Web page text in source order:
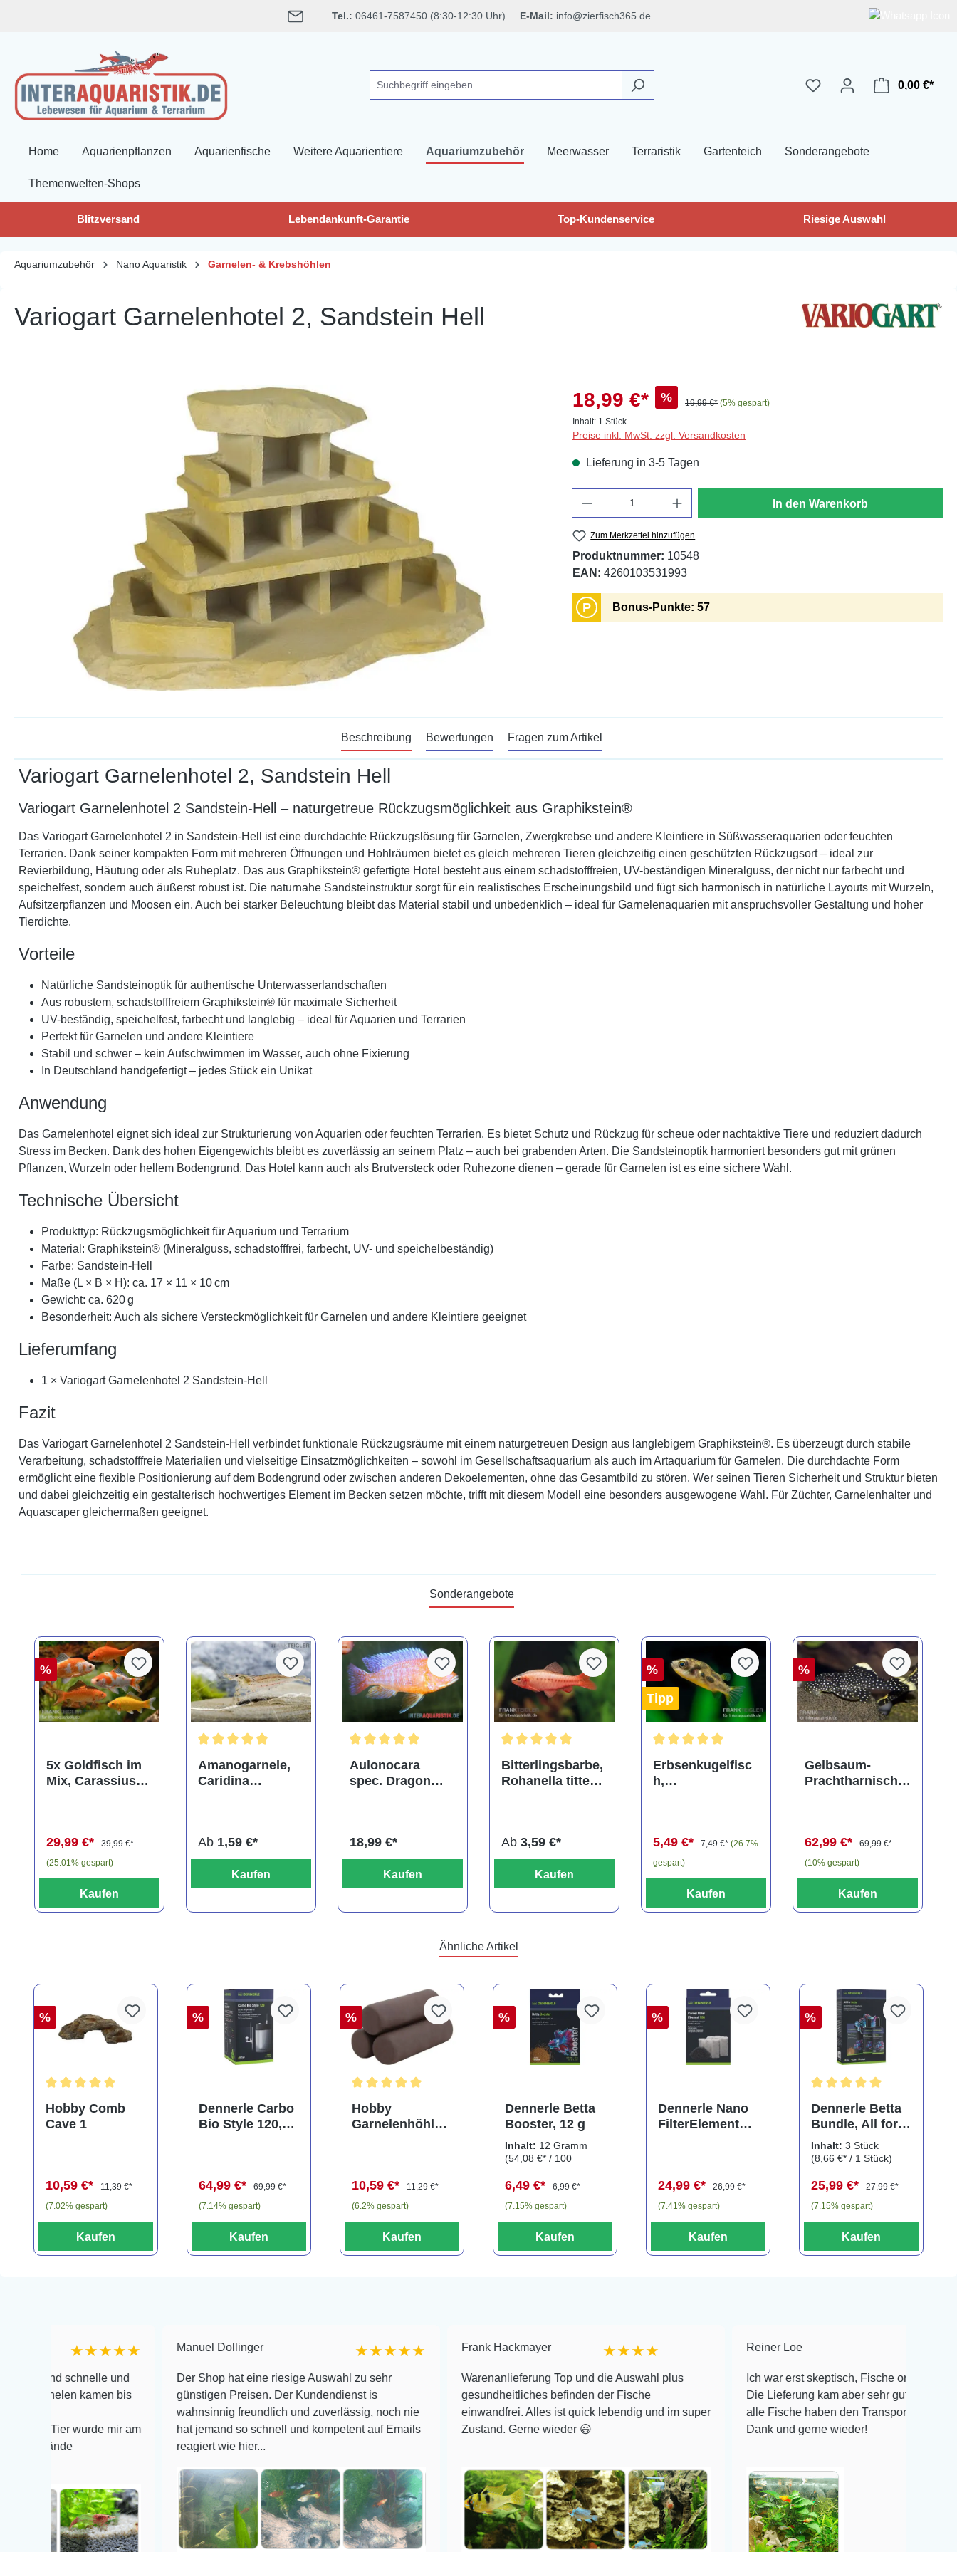
Tel.: 06461-7587450 (8:30-12:30 Uhr) E-Mail: info@zierfisch365.de
0,00 €*
Home Aquarienpflanzen Aquarienfische Weitere Aquarientiere Aquariumzubehör Meerwasser Terraristik Gartenteich Sonderangebote
Themenwelten-Shops
Blitzversand Lebendankunft-Garantie Top-Kundenservice Riesige Auswahl
Aquariumzubehör Nano Aquaristik Garnelen- & Krebshöhlen
Variogart Garnelenhotel 2, Sandstein Hell
18,99 €* % 19,99 €* (5% gespart)
Inhalt: 1 Stück
Preise inkl. MwSt. zzgl. Versandkosten
Lieferung in 3-5 Tagen
In den Warenkorb
Zum Merkzettel hinzufügen
Produktnummer: 10548
EAN: 4260103531993
P Bonus-Punkte: 57
Beschreibung Bewertungen Fragen zum Artikel
Variogart Garnelenhotel 2, Sandstein Hell
Variogart Garnelenhotel 2 Sandstein-Hell – naturgetreue Rückzugsmöglichkeit aus Graphikstein®
Das Variogart Garnelenhotel 2 in Sandstein-Hell ist eine durchdachte Rückzugslösung für Garnelen, Zwergkrebse und andere Kleintiere in Süßwasseraquarien oder feuchten
Terrarien. Dank seiner kompakten Form mit mehreren Öffnungen und Hohlräumen bietet es gleich mehreren Tieren gleichzeitig einen geschützten Rückzugsort – ideal zur
Revierbildung, Häutung oder als Ruheplatz. Das aus Graphikstein® gefertigte Hotel besteht aus einem schadstofffreien, UV-beständigen Mineralguss, der nicht nur farbecht und
speichelfest, sondern auch äußerst robust ist. Die naturnahe Sandsteinstruktur sorgt für ein realistisches Erscheinungsbild und fügt sich harmonisch in natürliche Layouts mit Wurzeln,
Aufsitzerpflanzen und Moosen ein. Auch bei starker Beleuchtung bleibt das Material stabil und unbedenklich – ideal für Garnelenaquarien mit anspruchsvoller Gestaltung und hoher
Tierdichte.
Vorteile
Natürliche Sandsteinoptik für authentische Unterwasserlandschaften
Aus robustem, schadstofffreiem Graphikstein® für maximale Sicherheit
UV-beständig, speichelfest, farbecht und langlebig – ideal für Aquarien und Terrarien
Perfekt für Garnelen und andere Kleintiere
Stabil und schwer – kein Aufschwimmen im Wasser, auch ohne Fixierung
In Deutschland handgefertigt – jedes Stück ein Unikat
Anwendung
Das Garnelenhotel eignet sich ideal zur Strukturierung von Aquarien oder feuchten Terrarien. Es bietet Schutz und Rückzug für scheue oder nachtaktive Tiere und reduziert dadurch
Stress im Becken. Dank des hohen Eigengewichts bleibt es zuverlässig an seinem Platz – auch bei grabenden Arten. Die Sandsteinoptik harmoniert besonders gut mit grünen
Pflanzen, Wurzeln oder hellem Bodengrund. Das Hotel kann auch als Brutversteck oder Ruhezone dienen – gerade für Garnelen ist es eine sichere Wahl.
Technische Übersicht
Produkttyp: Rückzugsmöglichkeit für Aquarium und Terrarium
Material: Graphikstein® (Mineralguss, schadstofffrei, farbecht, UV- und speichelbeständig)
Farbe: Sandstein-Hell
Maße (L × B × H): ca. 17 × 11 × 10 cm
Gewicht: ca. 620 g
Besonderheit: Auch als sichere Versteckmöglichkeit für Garnelen und andere Kleintiere geeignet
Lieferumfang
1 × Variogart Garnelenhotel 2 Sandstein-Hell
Fazit
Das Variogart Garnelenhotel 2 Sandstein-Hell verbindet funktionale Rückzugsräume mit einem naturgetreuen Design aus langlebigem Graphikstein®. Es überzeugt durch stabile
Verarbeitung, schadstofffreie Materialien und vielseitige Einsatzmöglichkeiten – sowohl im Gesellschaftsaquarium als auch im Artaquarium für Garnelen. Die durchdachte Form
ermöglicht eine flexible Positionierung auf dem Bodengrund oder zwischen anderen Dekoelementen, ohne das Gesamtbild zu stören. Wer seinen Tieren Sicherheit und Struktur bieten
und dabei gleichzeitig ein gestalterisch hochwertiges Element im Becken setzen möchte, trifft mit diesem Modell eine besonders ausgewogene Wahl. Für Züchter, Garnelenhalter und
Aquascaper gleichermaßen geeignet.
Sonderangebote
%
5x Goldfisch im
Mix, Carassius
29,99 €*
39,99 €*
(25.01% gespart)
Kaufen
Amanogarnele,
Caridina
Ab 1,59 €*
Kaufen
Aulonocara
spec. Dragon
18,99 €*
Kaufen
Bitterlingsbarbe,
Rohanella titteya,
Ab 3,59 €*
Kaufen
%
Tipp
Erbsenkugelfisc
h,
5,49 €*
7,49 €* (26.7%
gespart)
Kaufen
%
Gelbsaum-
Prachtharnischw
62,99 €*
69,99 €*
(10% gespart)
Kaufen
Ähnliche Artikel
%
Hobby Comb
Cave 1
10,59 €*
11,39 €*
(7.02% gespart)
Kaufen
%
Dennerle Carbo
Bio Style 120,
64,99 €*
69,99 €*
(7.14% gespart)
Kaufen
%
Hobby
Garnelenhöhle
10,59 €*
11,29 €*
(6.2% gespart)
Kaufen
%
Dennerle Betta
Booster, 12 g
Inhalt: 12 Gramm
(54,08 €* / 100
6,49 €*
6,99 €*
(7.15% gespart)
Kaufen
%
Dennerle Nano
FilterElement
(2er-Pack)
24,99 €*
26,99 €*
(7.41% gespart)
Kaufen
%
Dennerle Betta
Bundle, All for
Betta, Pflegeset
für
teilig
Inhalt:3 Stück
(8,66 €* / 1 Stück)
25,99 €*
27,99 €*
(7.15% gespart)
Kaufen
★★★★★
und
kamen bis
wurde mir am
Manuel Dollinger ★★★★★
Der Shop hat eine riesige Auswahl zu sehr
günstigen Preisen. Der Kundendienst is
wahnsinnig freundlich und zuverlässig, noch nie
hat jemand so schnell und kompetent auf Emails
reagiert wie hier...
Frank Hackmayer ★★★★
Warenanlieferung Top und die Auswahl plus
gesundheitliches befinden der Fische
einwandfrei. Alles ist quick lebendig und im super
Zustand. Gerne wieder 😃
Ich war erst skeptisch, Fische online zu bestellen!
Die Lieferung kam aber sehr gut verpackt an und
alle Fische haben den Transport überlebt! Vielen
Dank und gerne wieder!